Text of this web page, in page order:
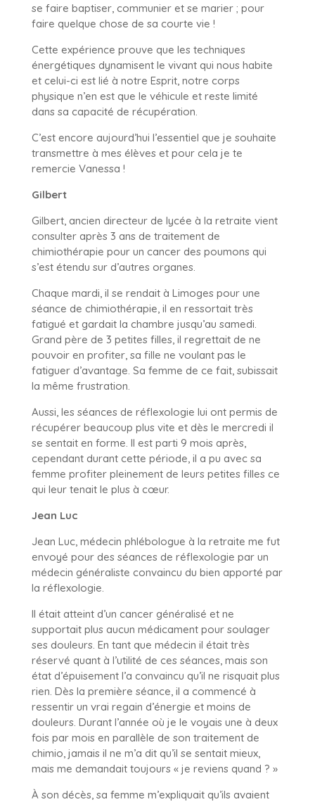
se faire baptiser, communier et se marier ; pour
faire quelque chose de sa courte vie !
Cette expérience prouve que les techniques
énergétiques dynamisent le vivant qui nous habite
et celui-ci est lié à notre Esprit, notre corps
physique n’en est que le véhicule et reste limité
dans sa capacité de récupération.
C’est encore aujourd’hui l’essentiel que je souhaite
transmettre à mes élèves et pour cela je te
remercie Vanessa !
Gilbert
Gilbert, ancien directeur de lycée à la retraite vient
consulter après 3 ans de traitement de
chimiothérapie pour un cancer des poumons qui
s’est étendu sur d’autres organes.
Chaque mardi, il se rendait à Limoges pour une
séance de chimiothérapie, il en ressortait très
fatigué et gardait la chambre jusqu’au samedi.
Grand père de 3 petites filles, il regrettait de ne
pouvoir en profiter, sa fille ne voulant pas le
fatiguer d’avantage. Sa femme de ce fait, subissait
la même frustration.
Aussi, les séances de réflexologie lui ont permis de
récupérer beaucoup plus vite et dès le mercredi il
se sentait en forme. Il est parti 9 mois après,
cependant durant cette période, il a pu avec sa
femme profiter pleinement de leurs petites filles ce
qui leur tenait le plus à cœur.
Jean Luc
Jean Luc, médecin phlébologue à la retraite me fut
envoyé pour des séances de réflexologie par un
médecin généraliste convaincu du bien apporté par
la réflexologie.
Il était atteint d’un cancer généralisé et ne
supportait plus aucun médicament pour soulager
ses douleurs. En tant que médecin il était très
réservé quant à l’utilité de ces séances, mais son
état d’épuisement l’a convaincu qu’il ne risquait plus
rien. Dès la première séance, il a commencé à
ressentir un vrai regain d’énergie et moins de
douleurs. Durant l’année où je le voyais une à deux
fois par mois en parallèle de son traitement de
chimio, jamais il ne m’a dit qu’il se sentait mieux,
mais me demandait toujours « je reviens quand ? »
À son décès, sa femme m’expliquait qu’ils avaient